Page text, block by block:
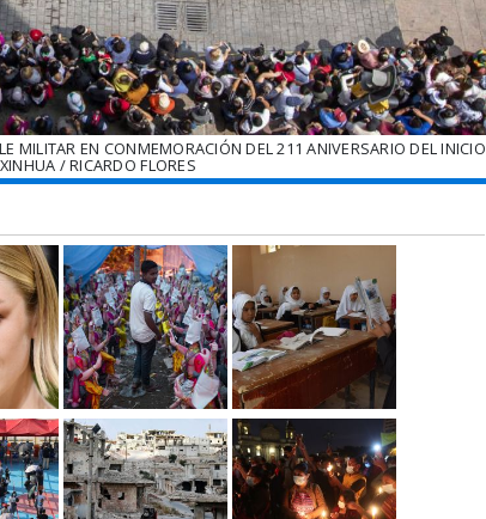
MILITAR EN CONMEMORACIÓN DEL 211 ANIVERSARIO DEL INICIO
/ RICARDO FLORES